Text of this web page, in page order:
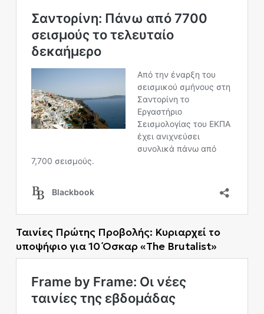
Ταινίες Πρώτης Προβολής: Κυριαρχεί το
υποψήφιο για 10 Όσκαρ «The Brutalist»